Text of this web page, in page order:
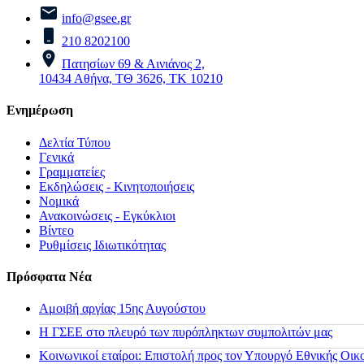
info@gsee.gr
210 8202100
Πατησίων 69 & Αινιάνος 2,
10434 Αθήνα, ΤΘ 3626, ΤΚ 10210
Ενημέρωση
Δελτία Τύπου
Γενικά
Γραμματείες
Εκδηλώσεις - Κινητοποιήσεις
Νομικά
Ανακοινώσεις - Εγκύκλιοι
Βίντεο
Ρυθμίσεις Ιδιωτικότητας
Πρόσφατα Νέα
Αμοιβή αργίας 15ης Αυγούστου
H ΓΣΕΕ στο πλευρό των πυρόπληκτων συμπολιτών μας
Κοινωνικοί εταίροι: Επιστολή προς τον Υπουργό Εθνικής